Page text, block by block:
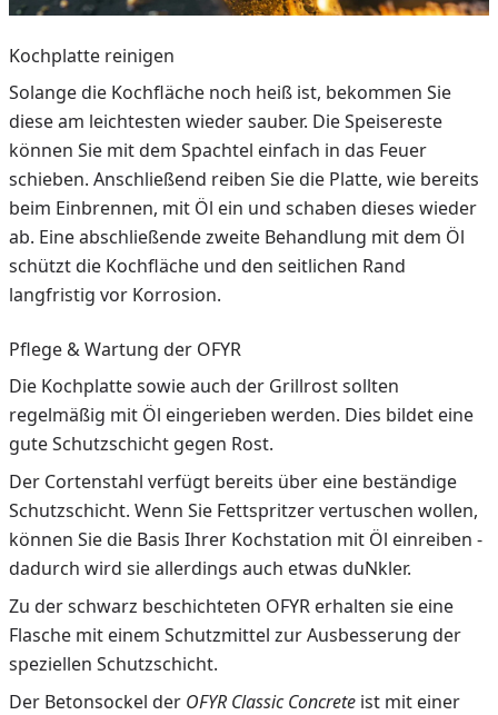
Kochplatte reinigen
Solange die Kochfläche noch heiß ist, bekommen Sie
diese am leichtesten wieder sauber. Die Speisereste
können Sie mit dem Spachtel einfach in das Feuer
schieben. Anschließend reiben Sie die Platte, wie bereits
beim Einbrennen, mit Öl ein und schaben dieses wieder
ab. Eine abschließende zweite Behandlung mit dem Öl
schützt die Kochfläche und den seitlichen Rand
langfristig vor Korrosion.
Pflege & Wartung der OFYR
Die Kochplatte sowie auch der Grillrost sollten
regelmäßig mit Öl eingerieben werden. Dies bildet eine
gute Schutzschicht gegen Rost.
Der Cortenstahl verfügt bereits über eine beständige
Schutzschicht. Wenn Sie Fettspritzer vertuschen wollen,
können Sie die Basis Ihrer Kochstation mit Öl einreiben -
dadurch wird sie allerdings auch etwas duNkler.
Zu der schwarz beschichteten OFYR erhalten sie eine
Flasche mit einem Schutzmittel zur Ausbesserung der
speziellen Schutzschicht.
Der Betonsockel der OFYR Classic Concrete ist mit einer